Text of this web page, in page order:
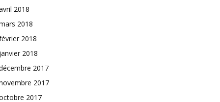
2018
2018
2018
2018
2017
2017
2017